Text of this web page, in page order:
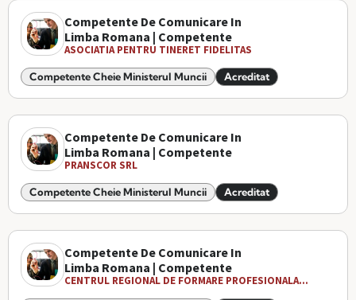
Competente De Comunicare In
Limba Romana | Competente
ASOCIATIA PENTRU TINERET FIDELITAS
Competente Cheie Ministerul Muncii Acreditat
Competente De Comunicare In
Limba Romana | Competente
PRANSCOR SRL
Competente Cheie Ministerul Muncii Acreditat
Competente De Comunicare In
Limba Romana | Competente
CENTRUL REGIONAL DE FORMARE PROFESIONALA...